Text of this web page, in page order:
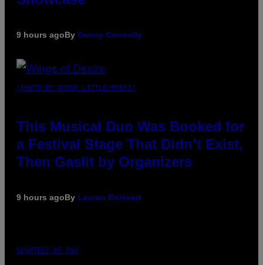
9 hours agoBy Denny Connolly
(PHOTO BY AMBER LITTLE/PRESS)
This Musical Duo Was Booked for
a Festival Stage That Didn’t Exist,
Then Gaslit by Organizers
9 hours agoBy Lauren Boisvert
COURTESY OF PAX